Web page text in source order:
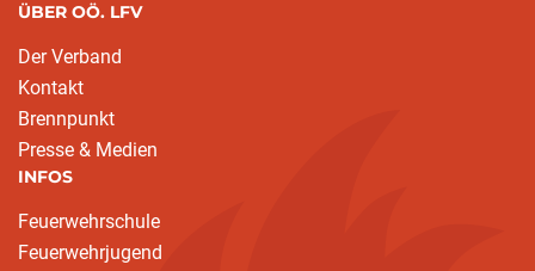
ÜBER OÖ. LFV
Der Verband
Kontakt
Brennpunkt
Presse & Medien
INFOS
Feuerwehrschule
Feuerwehrjugend